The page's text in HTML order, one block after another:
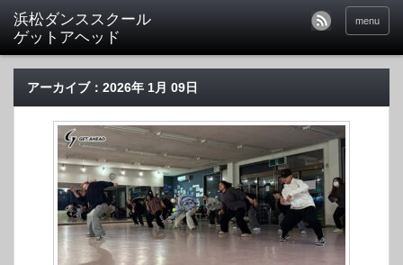
menu
アーカイブ：2026年 1月 09日